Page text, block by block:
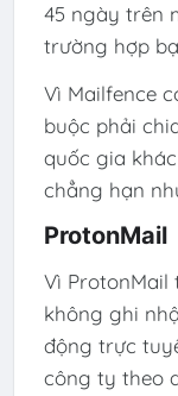
45 ngày trên
trường hợp
Vì Mailfence
buộc phải
quốc gia
chẳng hạn
ProtonMail
Vì
không ghi
động trực
công ty theo